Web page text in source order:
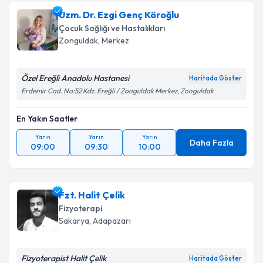
Uzm. Dr. Ezgi Genç Köroğlu
Çocuk Sağlığı ve Hastalıkları
Zonguldak, Merkez
Özel Ereğli Anadolu Hastanesi Haritada Göster
Erdemir Cad. No:52 Kdz. Ereğli / Zonguldak Merkez, Zonguldak
En Yakın Saatler
Yarın
09:00
Yarın
09:30
Yarın
10:00 Daha Fazla
Fzt. Halit Çelik
Fizyoterapi
Sakarya, Adapazarı
Fizyoterapist Halit Çelik Haritada Göster